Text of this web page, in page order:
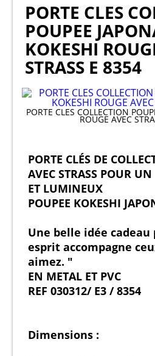
PORTE CLES
POUPEE
KOKESHI
STRASS E 8354
PORTE CLES COLLECTION
ROUGE AVEC
PORTE CLÉS DE
AVEC STRASS POUR
ET LUMINEUX
POUPEE KOKESHI
Une belle idée cadeau
esprit accompagne
aimez. "
EN METAL ET PVC
REF 030312/ E3 / 8354
Dimensions :